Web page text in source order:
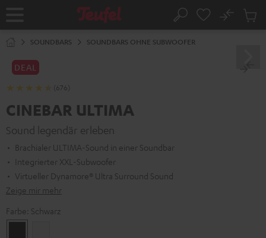
Startseite Suche
No
SOUNDBARS SOUNDBARS OHNE SUBWOOFER
DEAL
(676)
CINEBAR ULTIMA
Sound legendär erleben
Brachialer ULTIMA-Sound in einer Soundbar
Integrierter XXL-Subwoofer
Virtueller Dynamore® Ultra Surround Sound
Zeige mir mehr
Farbe: Schwarz